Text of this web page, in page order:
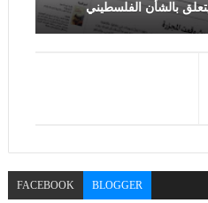
بالشأن الفلسطيني
BLOGGER
FACEBOOK